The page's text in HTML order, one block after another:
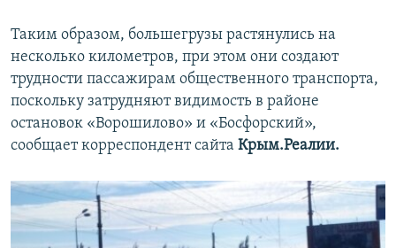
Таким образом, большегрузы растянулись на
несколько километров, при этом они создают
трудности пассажирам общественного транспорта,
поскольку затрудняют видимость в районе
остановок «Ворошилово» и «Босфорский»,
сообщает корреспондент сайта Крым.Реалии.